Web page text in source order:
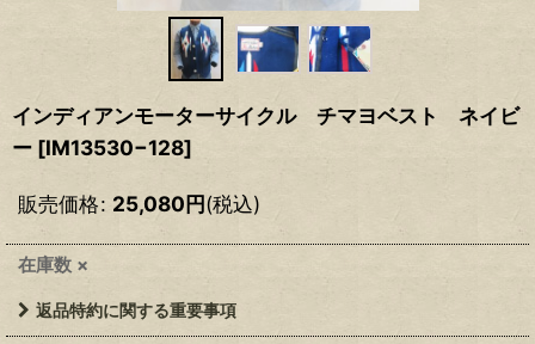
インディアンモーターサイクル チマヨベスト ネイビ
ー [IM13530−128]
販売価格: 25,080円(税込)
在庫数 ×
返品特約に関する重要事項